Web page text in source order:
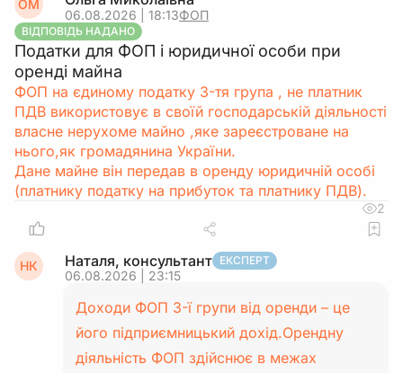
ОМ
06.08.2026 | 18:13ФОП
ВІДПОВІДЬ НАДАНО
Податки для ФОП і юридичної особи при
оренді майна
ФОП на єдиному податку 3-тя група , не платник
ПДВ використовує в своїй господарській діяльності
власне нерухоме майно ,яке зареєстроване на
нього,як громадянина України.
Дане майне він передав в оренду юридичній особі
(платнику податку на прибуток та платнику ПДВ).
2
НК Наталя, консультант ЕКСПЕРТ
06.08.2026 | 23:15
Доходи ФОП 3-ї групи від оренди – це
його підприємницький дохід.Орендну
діяльність ФОП здійснює в межах